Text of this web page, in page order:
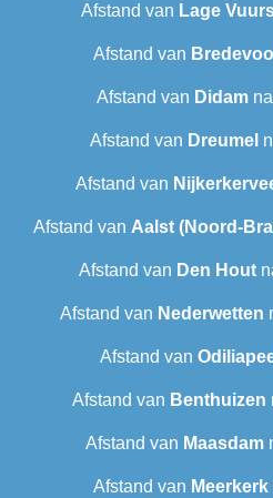
Afstand van Lage
Afstand van
Afstand van Didam
Afstand van Dreumel
Afstand van
Afstand van Aalst (Noord-
Afstand van Den Hout
Afstand van Nederwetten
Afstand van
Afstand van Benthuizen
Afstand van Maasdam
Afstand van Meerkerk